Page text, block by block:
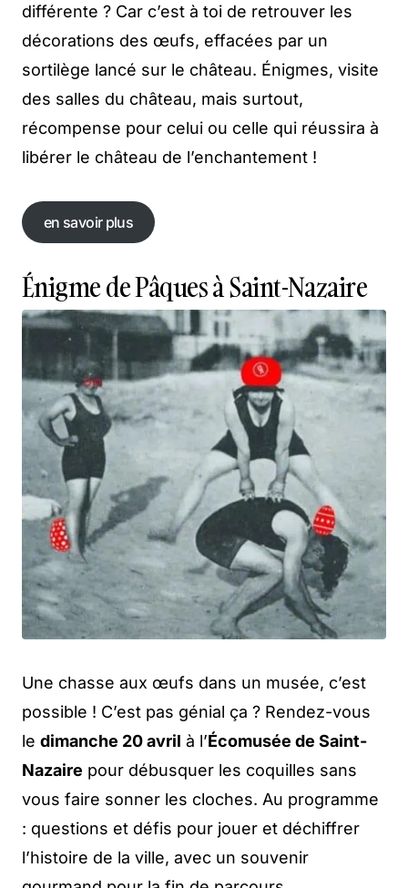
différente ? Car c’est à toi de retrouver les
décorations des œufs, effacées par un
sortilège lancé sur le château. Énigmes, visite
des salles du château, mais surtout,
récompense pour celui ou celle qui réussira à
libérer le château de l’enchantement !
en savoir plus
en savoir plus
Énigme de Pâques à Saint-Nazaire
Une chasse aux œufs dans un musée, c’est
possible ! C’est pas génial ça ? Rendez-vous
le dimanche 20 avril à l’Écomusée de Saint-
Nazaire pour débusquer les coquilles sans
vous faire sonner les cloches. Au programme
: questions et défis pour jouer et déchiffrer
l’histoire de la ville, avec un souvenir